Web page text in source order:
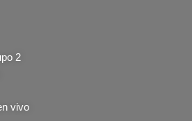
2
vivo